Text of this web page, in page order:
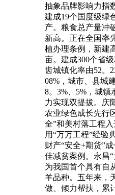
抽象品牌影响力指
建成19个国度级绿
产。粮食总产量冲
新高。正在全国率
植办理条例，新建
亩。建成300个省
齿城镇化率由52。
08%，城市、县城
8。3%、5%，城
力实现双提拔。庆
农业绿色成长先行
全”和美村落工程
用“万万工程”经验
财产“安全+期货”
佳减贫案例。永昌
为我国首个具有自
羊品种。五年来，
做、倾力帮扶，累